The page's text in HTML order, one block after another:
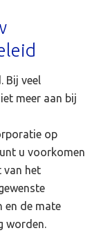
Bij veel
meer aan bij
op
u voorkomen
van het
en de mate
worden.